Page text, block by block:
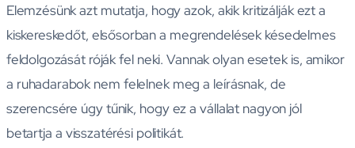
Elemzésünk azt mutatja, hogy azok, akik kritizálják ezt a
kiskereskedőt, elsősorban a megrendelések késedelmes
feldolgozását róják fel neki. Vannak olyan esetek is, amikor
a ruhadarabok nem felelnek meg a leírásnak, de
szerencsére úgy tűnik, hogy ez a vállalat nagyon jól
betartja a visszatérési politikát.